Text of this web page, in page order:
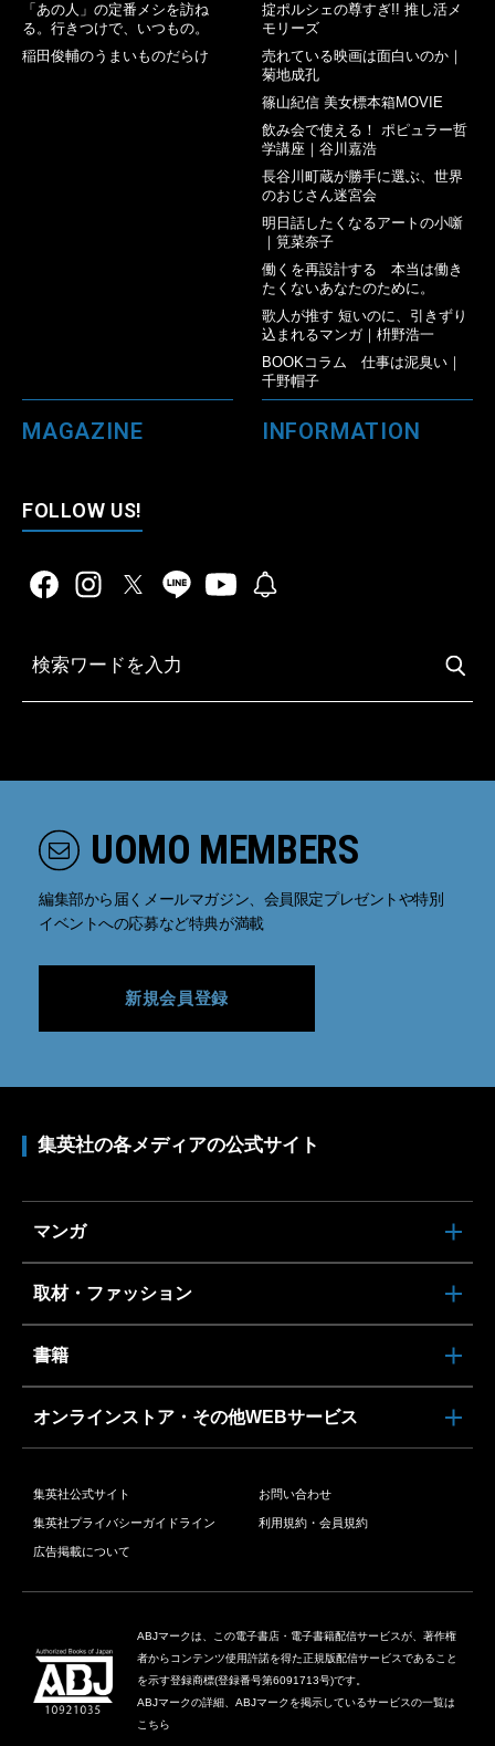
「あの人」の定番メシを訪ね
る。行きつけで、いつもの。
稲田俊輔のうまいものだらけ
掟ポルシェの尊すぎ!! 推し活メ
モリーズ
売れている映画は面白いのか｜
菊地成孔
篠山紀信 美女標本箱MOVIE
飲み会で使える！ ポピュラー哲
学講座｜谷川嘉浩
長谷川町蔵が勝手に選ぶ、世界
のおじさん迷宮会
明日話したくなるアートの小噺
｜筧菜奈子
働くを再設計する 本当は働き
たくないあなたのために。
歌人が推す 短いのに、引きずり
込まれるマンガ｜枡野浩一
BOOKコラム 仕事は泥臭い｜
千野帽子
MAGAZINE INFORMATION
FOLLOW US!
UOMO MEMBERS
編集部から届くメールマガジン、会員限定プレゼントや特別
イベントへの応募など特典が満載
新規会員登録
集英社の各メディアの公式サイト
マンガ
取材・ファッション
書籍
オンラインストア・その他WEBサービス
集英社公式サイト お問い合わせ
集英社プライバシーガイドライン 利用規約・会員規約
広告掲載について
ABJマークは、この電子書店・電子書籍配信サービスが、著作権
者からコンテンツ使用許諾を得た正規版配信サービスであること
を示す登録商標(登録番号第6091713号)です。
ABJマークの詳細、ABJマークを掲示しているサービスの一覧は
こちら